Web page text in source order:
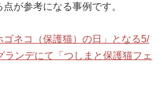
が参考になる事例です。
ゴネコ（保護猫）の日」となる5/
ランデにて「つしまと保護猫フェ